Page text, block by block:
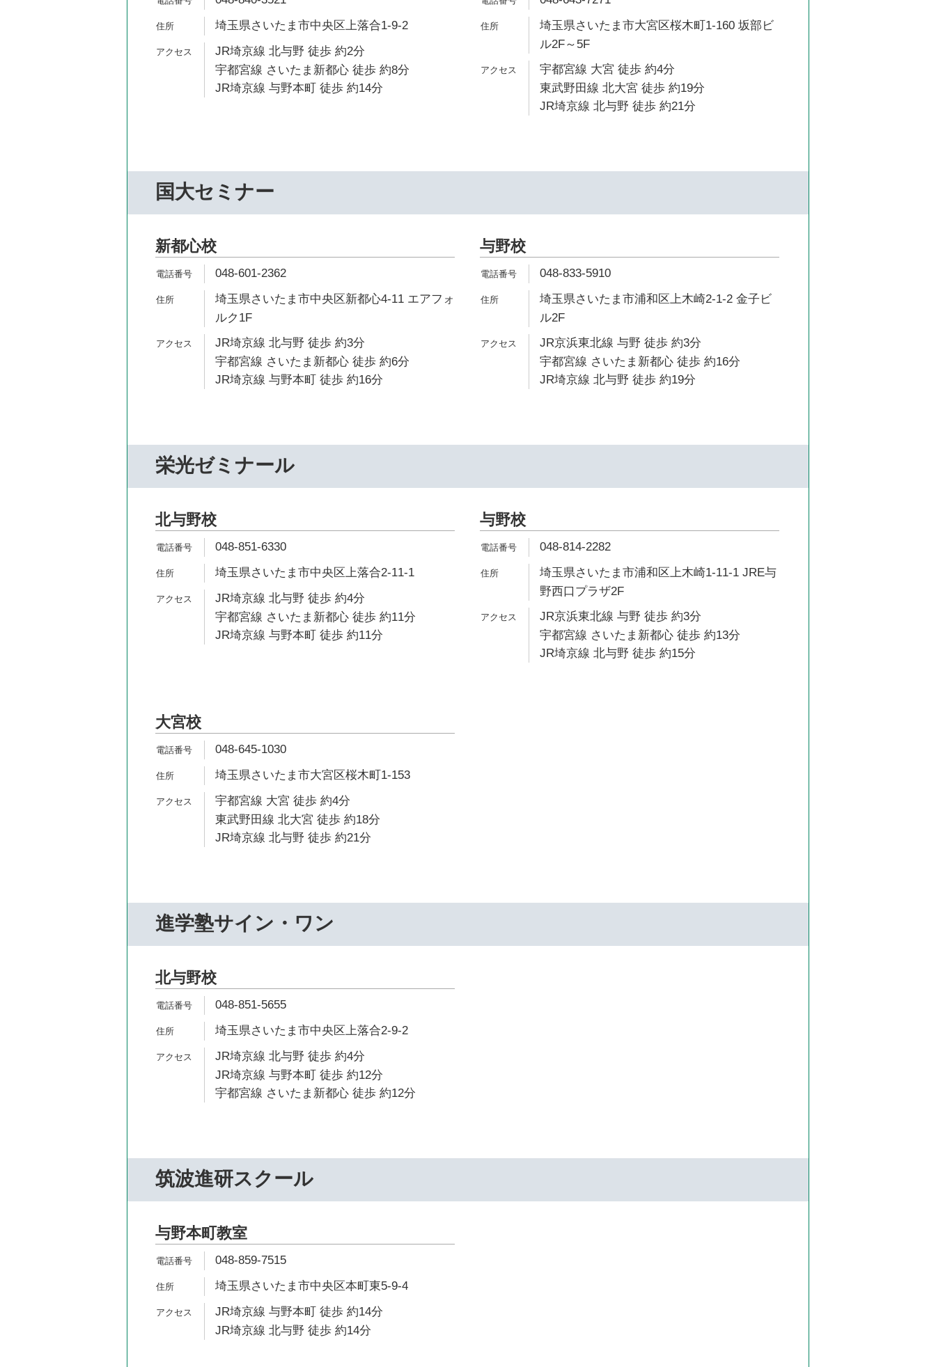
埼玉県さいたま市中央区上落合1-9-2
JR埼京線 北与野 徒歩 約2分
宇都宮線 さいたま新都心 徒歩 約8分
JR埼京線 与野本町 徒歩 約14分
埼玉県さいたま市大宮区桜木町1-160 坂部ビ
ル2F～5F
宇都宮線 大宮 徒歩 約4分
東武野田線 北大宮 徒歩 約19分
JR埼京線 北与野 徒歩 約21分
国大セミナー
新都心校
048-601-2362
埼玉県さいたま市中央区新都心4-11 エアフォ
ルク1F
JR埼京線 北与野 徒歩 約3分
宇都宮線 さいたま新都心 徒歩 約6分
JR埼京線 与野本町 徒歩 約16分
与野校
048-833-5910
埼玉県さいたま市浦和区上木崎2-1-2 金子ビ
ル2F
JR京浜東北線 与野 徒歩 約3分
宇都宮線 さいたま新都心 徒歩 約16分
JR埼京線 北与野 徒歩 約19分
栄光ゼミナール
北与野校
048-851-6330
埼玉県さいたま市中央区上落合2-11-1
JR埼京線 北与野 徒歩 約4分
宇都宮線 さいたま新都心 徒歩 約11分
JR埼京線 与野本町 徒歩 約11分
与野校
048-814-2282
埼玉県さいたま市浦和区上木崎1-11-1 JRE与
野西口プラザ2F
JR京浜東北線 与野 徒歩 約3分
宇都宮線 さいたま新都心 徒歩 約13分
JR埼京線 北与野 徒歩 約15分
大宮校
048-645-1030
埼玉県さいたま市大宮区桜木町1-153
宇都宮線 大宮 徒歩 約4分
東武野田線 北大宮 徒歩 約18分
JR埼京線 北与野 徒歩 約21分
進学塾サイン・ワン
北与野校
048-851-5655
埼玉県さいたま市中央区上落合2-9-2
JR埼京線 北与野 徒歩 約4分
JR埼京線 与野本町 徒歩 約12分
宇都宮線 さいたま新都心 徒歩 約12分
筑波進研スクール
与野本町教室
048-859-7515
埼玉県さいたま市中央区本町東5-9-4
JR埼京線 与野本町 徒歩 約14分
JR埼京線 北与野 徒歩 約14分